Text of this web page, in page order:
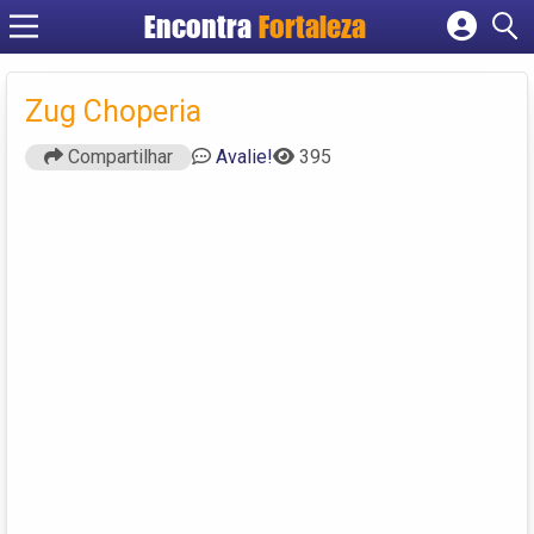
EncontraFortaleza
Cadastrar empresa
Zug Choperia
Compartilhar Avalie! 395